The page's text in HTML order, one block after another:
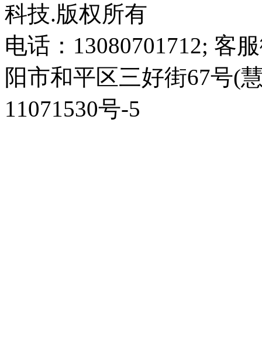
科技.版权所有
电话：13080701712; 客
阳市和平区三好街67号(
11071530号-5